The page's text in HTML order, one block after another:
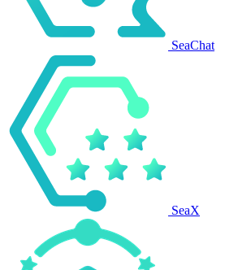
SeaChat
SeaX